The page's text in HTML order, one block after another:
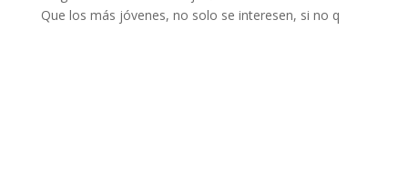
Que los más jóvenes, no solo se interesen, si no q